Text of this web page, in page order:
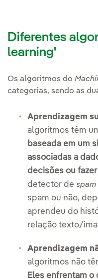
Diferentes
learning'
Os algoritmos do
categorias, sendo as
Aprendizagem
algoritmos têm
baseada em um
associadas a
decisões ou
detector de spam
spam ou não,
aprendeu do
relação texto/
Aprendizagem
algoritmos não
Eles enfrentam o